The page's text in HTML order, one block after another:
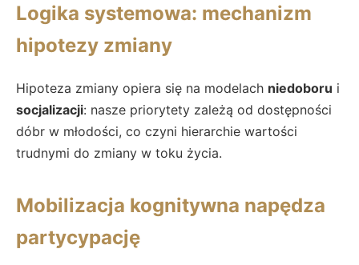
Logika systemowa: mechanizm
hipotezy zmiany
Hipoteza zmiany opiera się na modelach niedoboru i
socjalizacji: nasze priorytety zależą od dostępności
dóbr w młodości, co czyni hierarchie wartości
trudnymi do zmiany w toku życia.
Mobilizacja kognitywna napędza
partycypację